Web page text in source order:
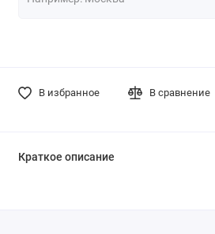
В избранное В сравнение
Краткое описание